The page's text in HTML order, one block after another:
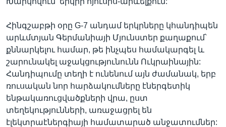
Հինգշաբթի օրը G-7 անդամ երկրները կհանդիպեն
արևմտյան Գերմանիայի Մյունստեր քաղաքում՝
քննարկելու համար, թե ինչպես համակարգել և
շարունակել աջակցությունունն Ուկրաինային:
Հանդիպումը տեղի է ունենում այն ժամանակ, երբ
ռուսական նոր հարձակումները էներգետիկ
ենթակառուցվածքների վրա, ըստ
տեղեկությունների, առաջացրել են
էլեկտրաէներգիայի համատարած անջատումներ: